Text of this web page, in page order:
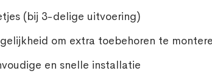
(bij 3-delige uitvoering)
om extra toebehoren te
en snelle installatie